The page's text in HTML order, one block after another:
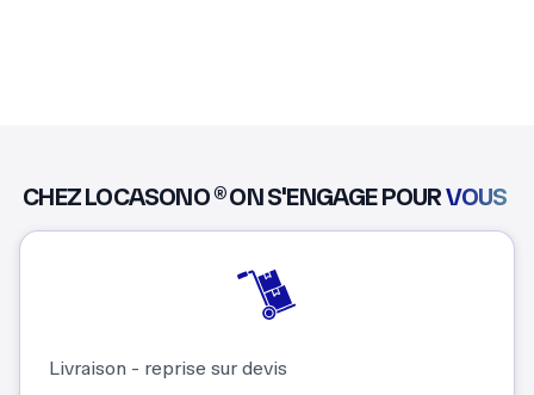
CHEZ LOCASONO ® ON S'ENGAGE POURVOUS
Livraison - reprise sur devis